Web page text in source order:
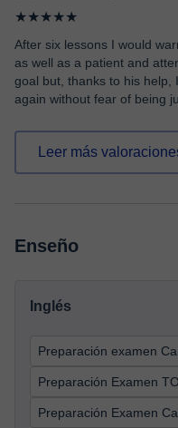
★★★★★
After six lessons I would
as well as a patient and
goal but, thanks to his help,
again without fear of being
Leer más
Enseño
Inglés
Preparación examen
Preparación Examen
Preparación Examen